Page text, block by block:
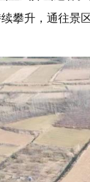
攀升，通往景